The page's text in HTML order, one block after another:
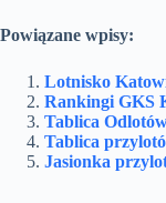
Powiązane wpisy:
Lotnisko
Rankingi GKS
Tablica
Tablica
Jasionka